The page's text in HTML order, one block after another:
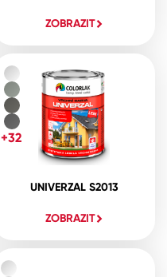
ZOBRAZIT
UNIVERZAL S2013
ZOBRAZIT
+32